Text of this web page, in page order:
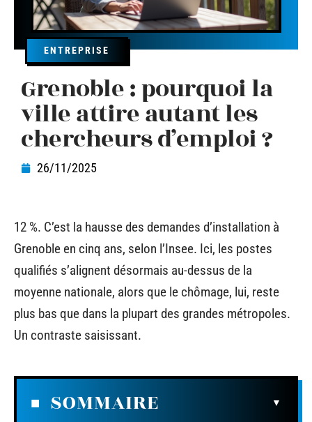
ENTREPRISE
Grenoble : pourquoi la
ville attire autant les
chercheurs d’emploi ?
26/11/2025
12 %. C’est la hausse des demandes d’installation à
Grenoble en cinq ans, selon l’Insee. Ici, les postes
qualifiés s’alignent désormais au-dessus de la
moyenne nationale, alors que le chômage, lui, reste
plus bas que dans la plupart des grandes métropoles.
Un contraste saisissant.
SOMMAIRE